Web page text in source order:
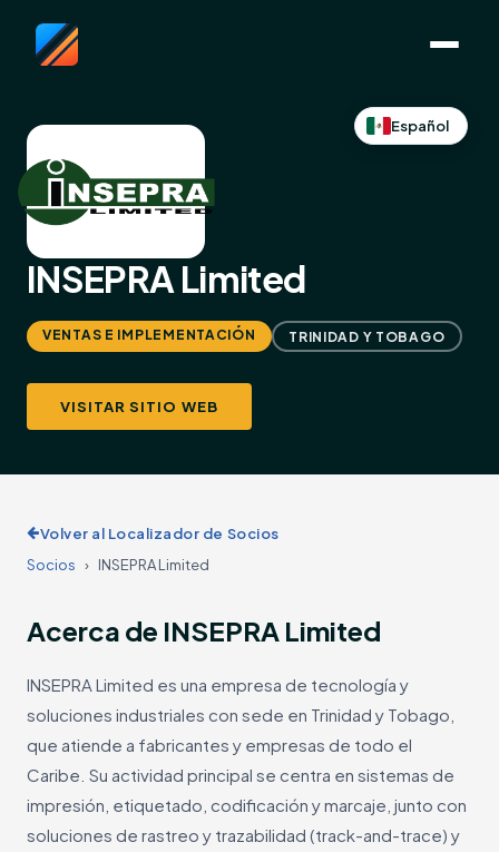
INSEPRA Limited
VENTAS E IMPLEMENTACIÓN TRINIDAD Y TOBAGO
VISITAR SITIO WEB
Volver al Localizador de Socios
Socios › INSEPRA Limited
Acerca de INSEPRA Limited
INSEPRA Limited es una empresa de tecnología y
soluciones industriales con sede en Trinidad y Tobago,
que atiende a fabricantes y empresas de todo el
Caribe. Su actividad principal se centra en sistemas de
impresión, etiquetado, codificación y marcaje, junto con
soluciones de rastreo y trazabilidad (track-and-trace) y
Español